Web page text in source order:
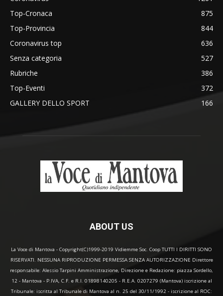
Top-Cronaca
875
Top-Provincia
844
Coronavirus top
636
Senza categoria
527
Rubriche
386
Top-Eventi
372
GALLERY DELLO SPORT
166
ABOUT US
La Voce di Mantova - Copyright(C)1999-2019 Vidiemme Soc. Coop TUTTI I DIRITTI SONO
RISERVATI. NESSUNA RIPRODUZIONE PERMESSA SENZA AUTORIZZAZIONE Direttore
responsabile: Alessio Tarpini Amministrazione, Direzione e Redazione: piazza Sordello,
12 - Mantova - P.IVA, C.F. e R.I. 01898140205 - R.E.A. 0207279 (Mantova) iscrizione al
Tribunale: iscritta al Tribunale di Mantova al n. 25 del 30/11/1992 - iscrizione al ROC: